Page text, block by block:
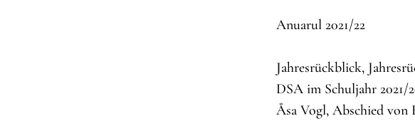
Anuarul 2021/22
Jahresrückblick,
DSA im Schuljahr 2021/
Åsa Vogl, Abschied von